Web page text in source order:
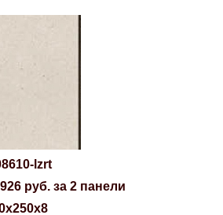
lzrt
926 руб. за 2 панели